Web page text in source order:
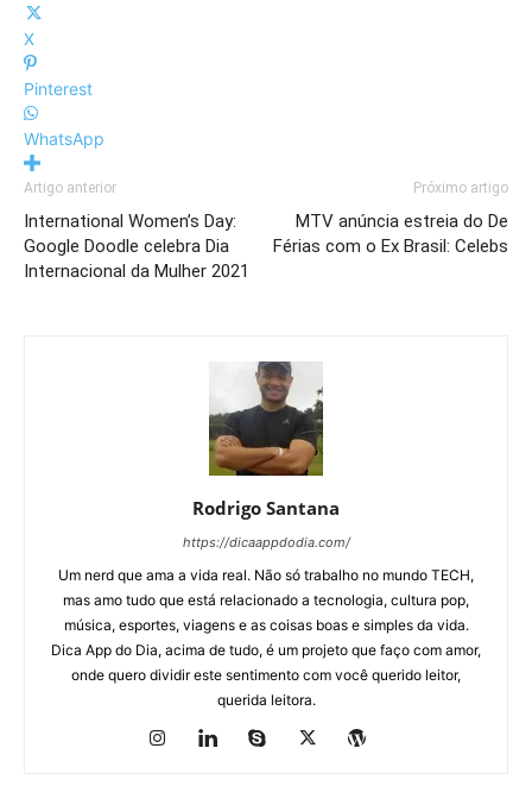
X
Pinterest
WhatsApp
Artigo anterior
International Women’s Day:
Google Doodle celebra Dia
Internacional da Mulher 2021
Próximo artigo
MTV anúncia estreia do De
Férias com o Ex Brasil: Celebs
Rodrigo Santana
https://dicaappdodia.com/
Um nerd que ama a vida real. Não só trabalho no mundo TECH,
mas amo tudo que está relacionado a tecnologia, cultura pop,
música, esportes, viagens e as coisas boas e simples da vida.
Dica App do Dia, acima de tudo, é um projeto que faço com amor,
onde quero dividir este sentimento com você querido leitor,
querida leitora.